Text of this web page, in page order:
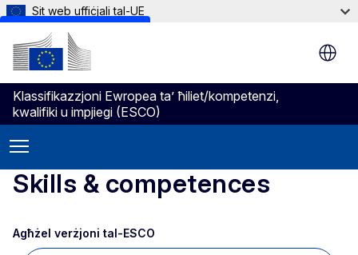
Skip to main content
Sit web uffiċjali tal-UE
Klassifikazzjoni Ewropea ta’ ħiliet/kompetenzi,
kwalifiki u impjiegi (ESCO)
Skills & competences
Agħżel verżjoni tal-ESCO